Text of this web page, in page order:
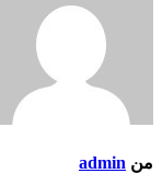
من admin